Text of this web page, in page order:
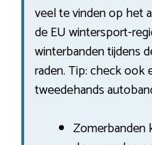
veel te vinden op het
de EU wintersport-
winterbanden tijdens
raden. Tip: check ook
tweedehands
Zomerbanden